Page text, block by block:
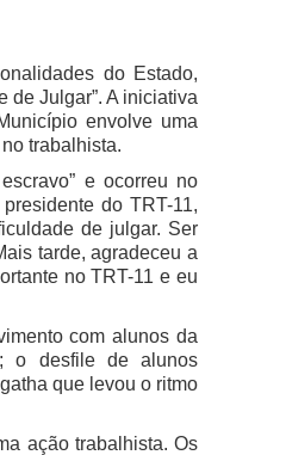
do Estado,
de Julgar”. A iniciativa
envolve uma
trabalhista.
e ocorreu no
do TRT-11,
de julgar. Ser
tarde, agradeceu a
no TRT-11 e eu
com alunos da
o desfile de alunos
que levou o ritmo
ação trabalhista. Os